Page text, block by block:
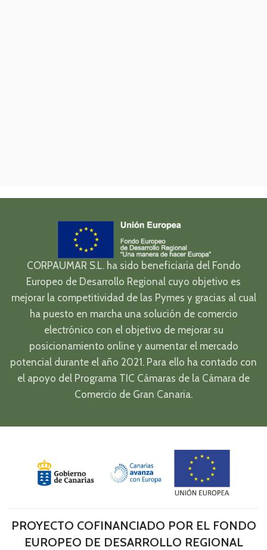
CORPAUMAR S.L. ha sido beneficiaria del Fondo
Europeo de Desarrollo Regional cuyo objetivo es
mejorar la competitividad de las Pymes y gracias al cual
ha puesto en marcha una solución de comercio
electrónico con el objetivo de mejorar su
posicionamiento online y aumentar el mercado
potencial durante el año 2021. Para ello ha contado con
el apoyo del Programa TIC Cámaras de la Cámara de
Comercio de Gran Canaria.
PROYECTO COFINANCIADO POR EL FONDO
EUROPEO DE DESARROLLO REGIONAL